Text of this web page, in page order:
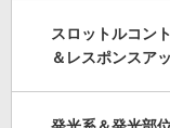
スロットルコン
＆レスポンスア